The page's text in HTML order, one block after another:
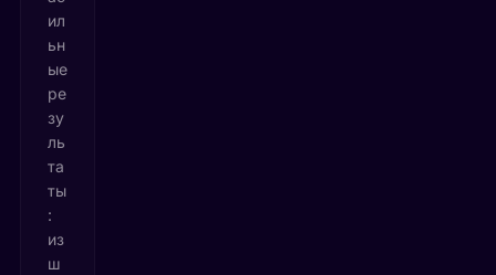
ил
ьн
ые
ре
зу
ль
та
ты
:
из
ш